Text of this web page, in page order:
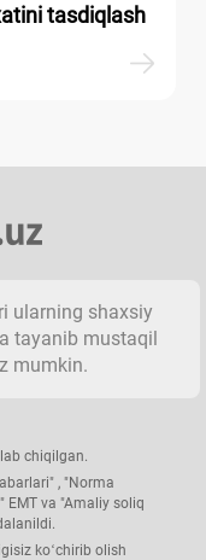
tasdiqlash
ularning shaхsiy
tayanib mustaqil
mumkin.
chiqilgan.
, "Norma
EMT va "Amaliy soliq
koʻchirib olish